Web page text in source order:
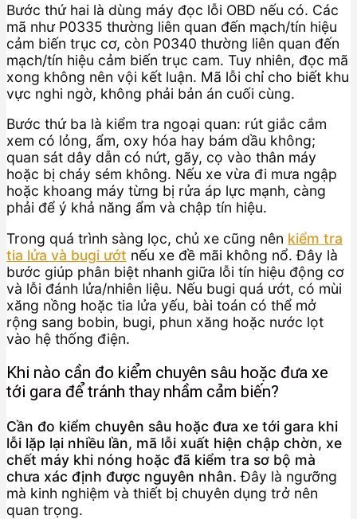
Bước thứ hai là dùng máy đọc lỗi OBD nếu có. Các
mã như P0335 thường liên quan đến mạch/tín hiệu
cảm biến trục cơ, còn P0340 thường liên quan đến
mạch/tín hiệu cảm biến trục cam. Tuy nhiên, đọc mã
xong không nên vội kết luận. Mã lỗi chỉ cho biết khu
vực nghi ngờ, không phải bản án cuối cùng.
Bước thứ ba là kiểm tra ngoại quan: rút giắc cắm
xem có lỏng, ẩm, oxy hóa hay bám dầu không;
quan sát dây dẫn có nứt, gãy, cọ vào thân máy
hoặc bị cháy sém không. Nếu xe vừa đi mưa ngập
hoặc khoang máy từng bị rửa áp lực mạnh, càng
phải để ý khả năng ẩm và chập tín hiệu.
Trong quá trình sàng lọc, chủ xe cũng nên kiểm tra
tia lửa và bugi ướt nếu xe đề mãi không nổ. Đây là
bước giúp phân biệt nhanh giữa lỗi tín hiệu động cơ
và lỗi đánh lửa/nhiên liệu. Nếu bugi quá ướt, có mùi
xăng nồng hoặc tia lửa yếu, bài toán có thể mở
rộng sang bobin, bugi, phun xăng hoặc nước lọt
vào hệ thống điện.
Khi nào cần đo kiểm chuyên sâu hoặc đưa xe
tới gara để tránh thay nhầm cảm biến?
Cần đo kiểm chuyên sâu hoặc đưa xe tới gara khi
lỗi lặp lại nhiều lần, mã lỗi xuất hiện chập chờn, xe
chết máy khi nóng hoặc đã kiểm tra sơ bộ mà
chưa xác định được nguyên nhân. Đây là ngưỡng
mà kinh nghiệm và thiết bị chuyên dụng trở nên
quan trọng.